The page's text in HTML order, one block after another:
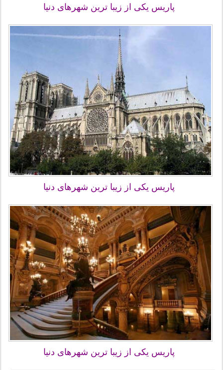
پاریس یکی از زیبا ترین شهرهای دنیا
پاریس یکی از زیبا ترین شهرهای دنیا
پاریس یکی از زیبا ترین شهرهای دنیا